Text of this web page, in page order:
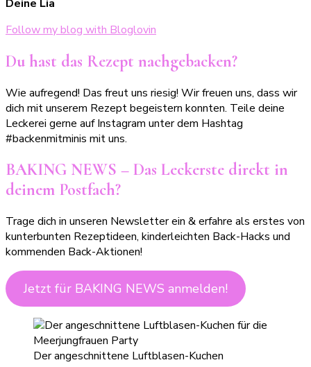
Deine Lia
Follow my blog with Bloglovin
Du hast das Rezept nachgebacken?
Wie aufregend! Das freut uns riesig! Wir freuen uns, dass wir
dich mit unserem Rezept begeistern konnten. Teile deine
Leckerei gerne auf Instagram unter dem Hashtag
#backenmitminis mit uns.
BAKING NEWS – Das Leckerste direkt in
deinem Postfach?
Trage dich in unseren Newsletter ein & erfahre als erstes von
kunterbunten Rezeptideen, kinderleichten Back-Hacks und
kommenden Back-Aktionen!
Jetzt für BAKING NEWS anmelden!
Der angeschnittene Luftblasen-Kuchen